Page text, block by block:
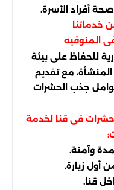
صحة أفراد الأسرة.
خدماتنا
المنوفيه
للحفاظ على بيئة
مع تقديم
جذب الحشرات
حشرات فى قنا لخدمة
وآمنة.
أول زيارة.
قنا.